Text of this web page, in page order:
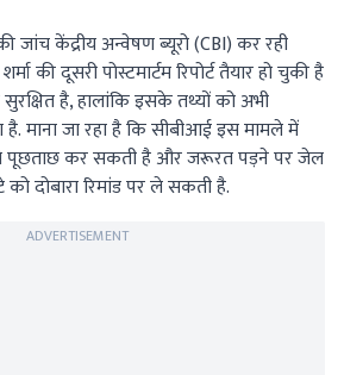
जांच केंद्रीय अन्वेषण ब्यूरो (CBI) कर रही
की दूसरी पोस्टमार्टम रिपोर्ट तैयार हो चुकी है
है, हालांकि इसके तथ्यों को अभी
है. माना जा रहा है कि सीबीआई इस मामले में
पूछताछ कर सकती है और जरूरत पड़ने पर जेल
दोबारा रिमांड पर ले सकती है.
ADVERTISEMENT